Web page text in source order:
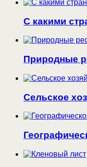
С какими
Природные
Сельское